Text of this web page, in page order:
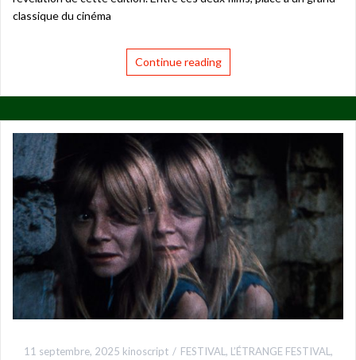
classique du cinéma
Continue reading
11 septembre, 2025 kinoscript FESTIVAL, L’ÉTRANGE FESTIVAL,